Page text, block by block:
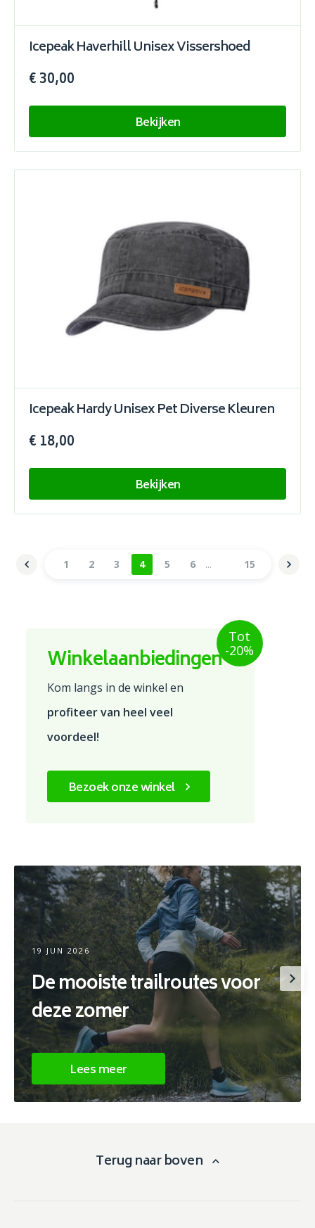
Winkelaanbiedingen
Kom langs in de winkel en
profiteer van heel veel
voordeel!
Bezoek onze winkel
Tot
-20%
Icepeak Haverhill Unisex Vissershoed
€ 30,00
Bekijken
Icepeak Hardy Unisex Pet Diverse Kleuren
€ 18,00
Bekijken
1 2 3 4 5 6 15
19 JUN 2026
De mooiste trailroutes voor
deze zomer
Lees meer
Terug naar boven